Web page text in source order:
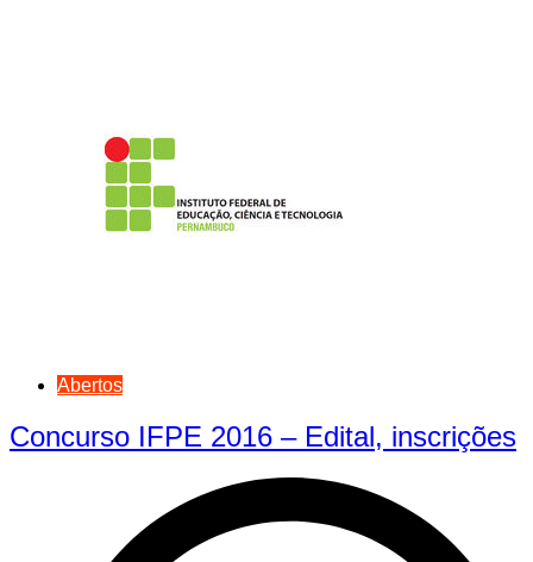
Abertos
Concurso IFPE 2016 – Edital, inscrições